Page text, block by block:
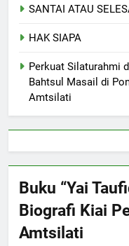
SANTAI ATAU
HAK SIAPA
Perkuat Silaturahmi
Bahtsul Masail di
Amtsilati
Buku “Yai
Biografi Kiai
Amtsilati